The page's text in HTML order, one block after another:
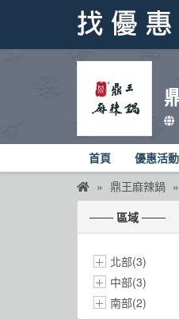
首頁 優惠活動
鼎王麻辣鍋
─── 區域 ───
北部(3)
中部(3)
南部(2)
找優惠